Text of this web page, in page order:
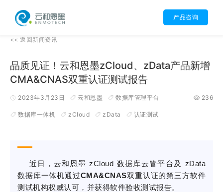
产品咨询
<< 返回新闻资讯
品质见证！云和恩墨zCloud、zData产品新增
CMA&CNAS双重认证测试报告
2023年3月23日 云和恩墨 数据库管理平台
数据库一体机 zCloud zData 认证测试
236
近日，云和恩墨 zCloud 数据库云管平台及 zData
数据库一体机通过CMA&CNAS双重认证的第三方软件
测试机构权威认可，并获得软件验收测试报告。